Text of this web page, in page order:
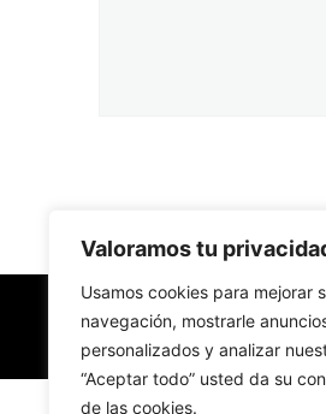
Valoramos tu
Usamos cookies para mejorar
navegación, mostrarle
personalizados y analizar
“Aceptar todo” usted da su
de las cookies.